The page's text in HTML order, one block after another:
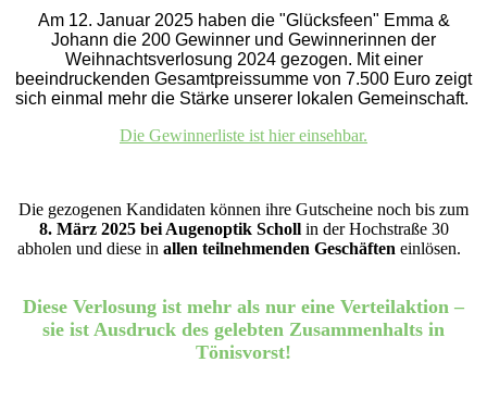
Am 12. Januar 2025 haben die "Glücksfeen" Emma &
Johann die 200 Gewinner und Gewinnerinnen der
Weihnachtsverlosung 2024 gezogen. Mit einer
beeindruckenden Gesamtpreissumme von 7.500 Euro zeigt
sich einmal mehr die Stärke unserer lokalen Gemeinschaft.
Die Gewinnerliste ist hier einsehbar.
Die gezogenen Kandidaten können ihre Gutscheine noch bis zum
8. März 2025 bei Augenoptik Schollin der Hochstraße 30
abholen und diese in allen teilnehmenden Geschäften einlösen.
Diese Verlosung ist mehr als nur eine Verteilaktion –
sie ist Ausdruck des gelebten Zusammenhalts in
Tönisvorst!